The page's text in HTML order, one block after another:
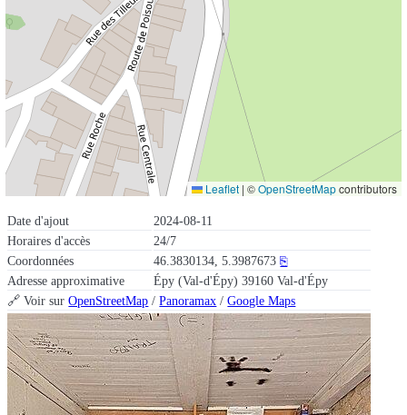
Date d'ajout
2024-08-11
Horaires d'accès
24/7
Coordonnées
46.3830134, 5.3987673 ⎘
Adresse approximative
Épy (Val-d'Épy) 39160 Val-d'Épy
🔗 Voir surOpenStreetMap /Panoramax /Google Maps
Leaflet | ©OpenStreetMapcontributors